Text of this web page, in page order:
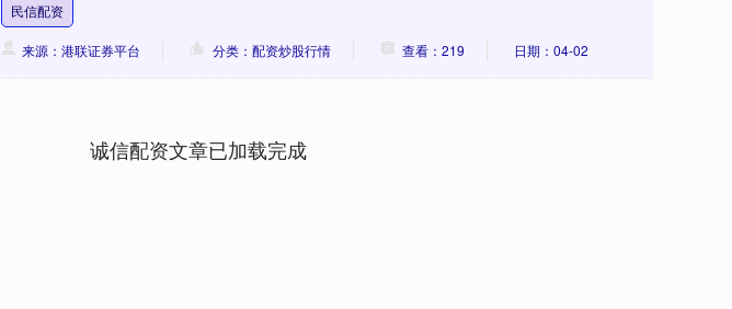
民信配资
来源：港联证券平台 分类：配资炒股行情 查看：219 日期：04-02
诚信配资文章已加载完成